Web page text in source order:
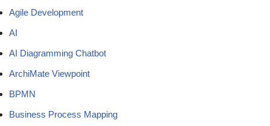
Agile Development
AI
AI Diagramming Chatbot
ArchiMate Viewpoint
BPMN
Business Process Mapping